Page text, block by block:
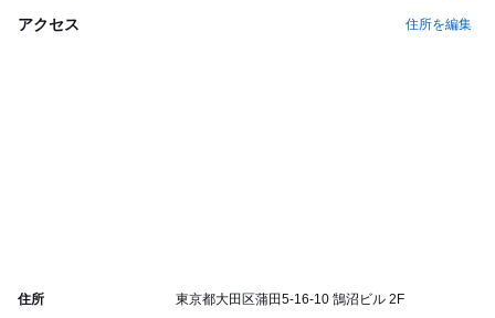
アクセス 住所を編集
住所 東京都大田区蒲田5-16-10 鵠沼ビル 2F